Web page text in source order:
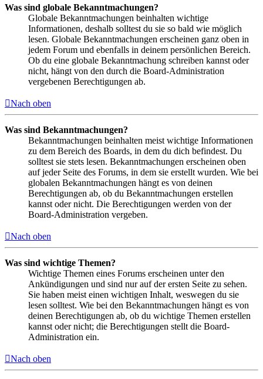
Was sind globale Bekanntmachungen?
Globale Bekanntmachungen beinhalten wichtige
Informationen, deshalb solltest du sie so bald wie möglich
lesen. Globale Bekanntmachungen erscheinen ganz oben in
jedem Forum und ebenfalls in deinem persönlichen Bereich.
Ob du eine globale Bekanntmachung schreiben kannst oder
nicht, hängt von den durch die Board-Administration
vergebenen Berechtigungen ab.
Nach oben
Was sind Bekanntmachungen?
Bekanntmachungen beinhalten meist wichtige Informationen
zu dem Bereich des Boards, in dem du dich befindest. Du
solltest sie stets lesen. Bekanntmachungen erscheinen oben
auf jeder Seite des Forums, in dem sie erstellt wurden. Wie bei
globalen Bekanntmachungen hängt es von deinen
Berechtigungen ab, ob du Bekanntmachungen erstellen
kannst oder nicht. Die Berechtigungen werden von der
Board-Administration vergeben.
Nach oben
Was sind wichtige Themen?
Wichtige Themen eines Forums erscheinen unter den
Ankündigungen und sind nur auf der ersten Seite zu sehen.
Sie haben meist einen wichtigen Inhalt, weswegen du sie
lesen solltest. Wie bei den Bekanntmachungen hängt es von
deinen Berechtigungen ab, ob du wichtige Themen erstellen
kannst oder nicht; die Berechtigungen stellt die Board-
Administration ein.
Nach oben